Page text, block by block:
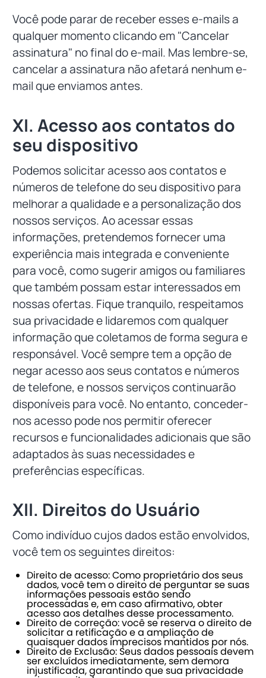
Você pode parar de receber esses e-mails a
qualquer momento clicando em "Cancelar
assinatura" no final do e-mail. Mas lembre-se,
cancelar a assinatura não afetará nenhum e-
mail que enviamos antes.
XI. Acesso aos contatos do
seu dispositivo
Podemos solicitar acesso aos contatos e
números de telefone do seu dispositivo para
melhorar a qualidade e a personalização dos
nossos serviços. Ao acessar essas
informações, pretendemos fornecer uma
experiência mais integrada e conveniente
para você, como sugerir amigos ou familiares
que também possam estar interessados em
nossas ofertas. Fique tranquilo, respeitamos
sua privacidade e lidaremos com qualquer
informação que coletamos de forma segura e
responsável. Você sempre tem a opção de
negar acesso aos seus contatos e números
de telefone, e nossos serviços continuarão
disponíveis para você. No entanto, conceder-
nos acesso pode nos permitir oferecer
recursos e funcionalidades adicionais que são
adaptados às suas necessidades e
preferências específicas.
XII. Direitos do Usuário
Como indivíduo cujos dados estão envolvidos,
você tem os seguintes direitos:
Direito de acesso: Como proprietário dos seus
dados, você tem o direito de perguntar se suas
informações pessoais estão sendo
processadas e, em caso afirmativo, obter
acesso aos detalhes desse processamento.
Direito de correção: você se reserva o direito de
solicitar a retificação e a ampliação de
quaisquer dados imprecisos mantidos por nós.
Direito de Exclusão: Seus dados pessoais devem
ser excluídos imediatamente, sem demora
injustificada, garantindo que sua privacidade